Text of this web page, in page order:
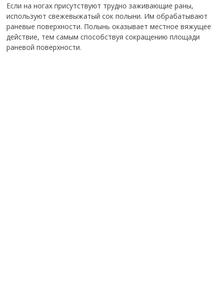
Если на ногах присутствуют трудно заживающие раны,
используют свежевыжатый сок полыни. Им обрабатывают
раневые поверхности. Полынь оказывает местное вяжущее
действие, тем самым способствуя сокращению площади
раневой поверхности.